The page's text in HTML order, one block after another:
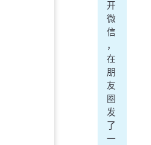
开
微
信
，
在
朋
友
圈
发
了
一